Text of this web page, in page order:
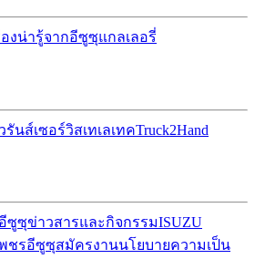
องน่ารู้จากอีซูซุแกลเลอรี่
รันส์เซอร์วิสเทเลเทคTruck2Hand
ซูซุข่าวสารและกิจกรรมISUZU
ชรอีซูซุสมัครงานนโยบายความเป็น